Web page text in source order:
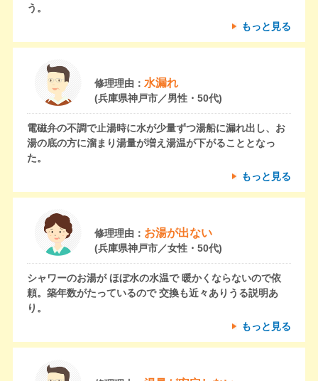
う。
もっと見る
修理理由： 水漏れ
(兵庫県神戸市／男性・50代)
電磁弁の不調で止湯時に水が少量ずつ湯船に漏れ出し、お
湯の底の方に溜まり湯量が増え湯温が下がることとなっ
た。
もっと見る
修理理由： お湯が出ない
(兵庫県神戸市／女性・50代)
シャワーのお湯が ほぼ水の水温で 暖かくならないので依
頼。築年数がたっているので 交換も近々ありうる説明あ
り。
もっと見る